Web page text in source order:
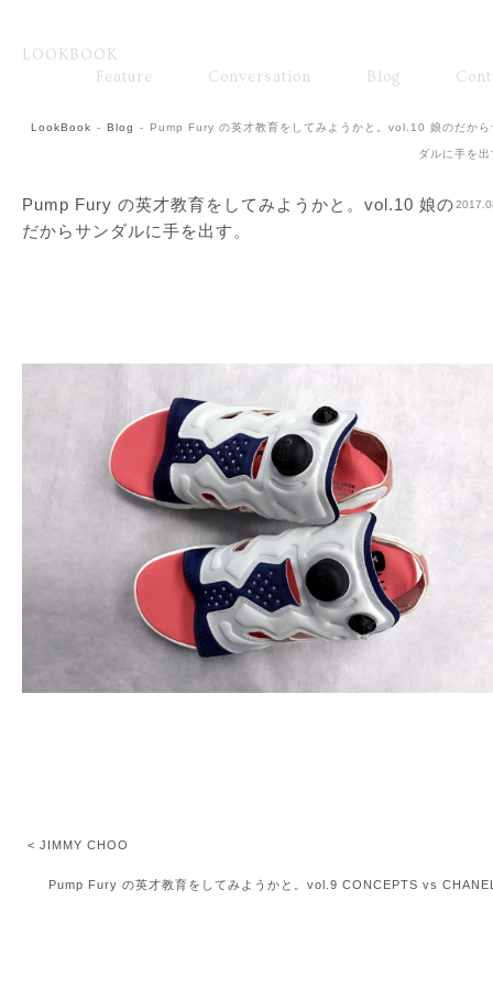
LOOKBOOK
ファッション
Brand
Feature Conversation Blog
LookBook - Blog - Pump Fury の英才教育をしてみようかと。vol.10 娘のだから
ダルに手を出
Pump Fury の英才教育をしてみようかと。vol.10 娘の
だからサンダルに手を出す。
< JIMMY CHOO
Pump Fury の英才教育をしてみようかと。vol.9 CONCEPTS vs